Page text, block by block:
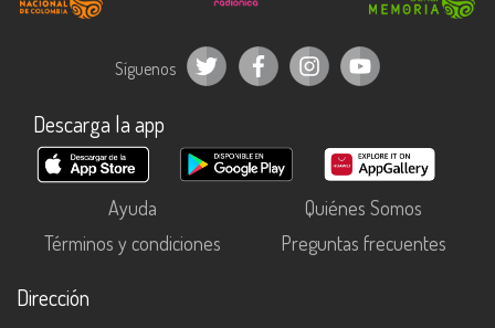
Síguenos
Descarga la app
Ayuda
Quiénes Somos
Términos y condiciones
Preguntas frecuentes
Dirección